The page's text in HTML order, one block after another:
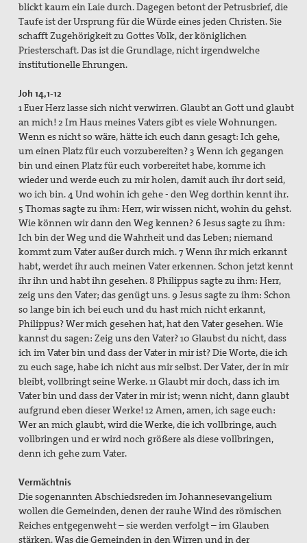
blickt kaum ein Laie durch. Dagegen betont der Petrusbrief, die
Taufe ist der Ursprung für die Würde eines jeden Christen. Sie
schafft Zugehörigkeit zu Gottes Volk, der königlichen
Priesterschaft. Das ist die Grundlage, nicht irgendwelche
institutionelle Ehrungen.
Joh 14,1-12
1 Euer Herz lasse sich nicht verwirren. Glaubt an Gott und glaubt
an mich! 2 Im Haus meines Vaters gibt es viele Wohnungen.
Wenn es nicht so wäre, hätte ich euch dann gesagt: Ich gehe,
um einen Platz für euch vorzubereiten? 3 Wenn ich gegangen
bin und einen Platz für euch vorbereitet habe, komme ich
wieder und werde euch zu mir holen, damit auch ihr dort seid,
wo ich bin. 4 Und wohin ich gehe - den Weg dorthin kennt ihr.
5 Thomas sagte zu ihm: Herr, wir wissen nicht, wohin du gehst.
Wie können wir dann den Weg kennen? 6 Jesus sagte zu ihm:
Ich bin der Weg und die Wahrheit und das Leben; niemand
kommt zum Vater außer durch mich. 7 Wenn ihr mich erkannt
habt, werdet ihr auch meinen Vater erkennen. Schon jetzt kennt
ihr ihn und habt ihn gesehen. 8 Philippus sagte zu ihm: Herr,
zeig uns den Vater; das genügt uns. 9 Jesus sagte zu ihm: Schon
so lange bin ich bei euch und du hast mich nicht erkannt,
Philippus? Wer mich gesehen hat, hat den Vater gesehen. Wie
kannst du sagen: Zeig uns den Vater? 10 Glaubst du nicht, dass
ich im Vater bin und dass der Vater in mir ist? Die Worte, die ich
zu euch sage, habe ich nicht aus mir selbst. Der Vater, der in mir
bleibt, vollbringt seine Werke. 11 Glaubt mir doch, dass ich im
Vater bin und dass der Vater in mir ist; wenn nicht, dann glaubt
aufgrund eben dieser Werke! 12 Amen, amen, ich sage euch:
Wer an mich glaubt, wird die Werke, die ich vollbringe, auch
vollbringen und er wird noch größere als diese vollbringen,
denn ich gehe zum Vater.
Vermächtnis
Die sogenannten Abschiedsreden im Johannesevangelium
wollen die Gemeinden, denen der rauhe Wind des römischen
Reiches entgegenweht – sie werden verfolgt – im Glauben
stärken. Was die Gemeinden in den Wirren und in der